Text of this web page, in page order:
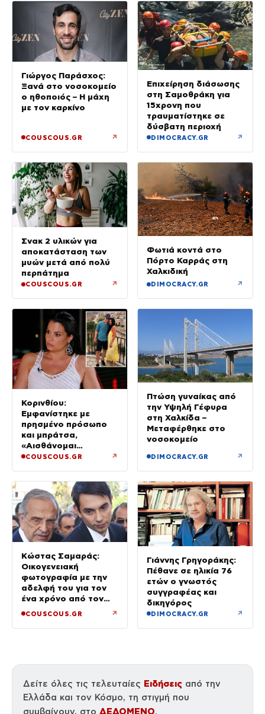
Γιώργος Παράσχος:
Ξανά στο νοσοκομείο
ο ηθοποιός – Η μάχη
με τον καρκίνο
COUSCOUS.GR ↗
Επιχείρηση διάσωσης
στη Σαμοθράκη για
15χρονη που
τραυματίστηκε σε
δύσβατη περιοχή
DIMOCRACY.GR ↗
Σνακ 2 υλικών για
αποκατάσταση των
μυών μετά από πολύ
περπάτημα
COUSCOUS.GR ↗
Φωτιά κοντά στο
Πόρτο Καρράς στη
Χαλκιδική
DIMOCRACY.GR ↗
Κορινθίου:
Εμφανίστηκε με
πρησμένο πρόσωπο
και μπράτσα,
«Αισθάνομαι
μπουχτισμένη»
COUSCOUS.GR ↗
Πτώση γυναίκας από
την Υψηλή Γέφυρα
στη Χαλκίδα –
Μεταφέρθηκε στο
νοσοκομείο
DIMOCRACY.GR ↗
Κώστας Σαμαράς:
Οικογενειακή
φωτογραφία με την
αδελφή του για τον
ένα χρόνο από τον
COUSCOUS.GR ↗
Γιάννης Γρηγοράκης:
Πέθανε σε ηλικία 76
ετών ο γνωστός
συγγραφέας και
δικηγόρος
DIMOCRACY.GR ↗
Δείτε όλες τις τελευταίες Ειδήσεις από την
Ελλάδα και τον Κόσμο, τη στιγμή που
συμβαίνουν, στο ΔΕΔΟΜΕΝΟ.